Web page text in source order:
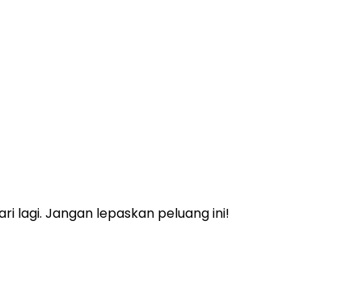
lagi. Jangan lepaskan peluang ini!